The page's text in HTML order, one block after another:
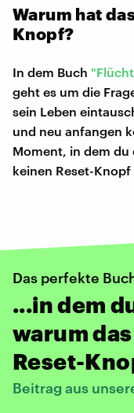
Warum hat
Knopf?
In dem Buch
geht es um die
sein Leben
und neu anfangen
Moment, in dem du
keinen Reset-Knopf
Das perfekte
...in dem
warum
Reset-
Beitrag aus